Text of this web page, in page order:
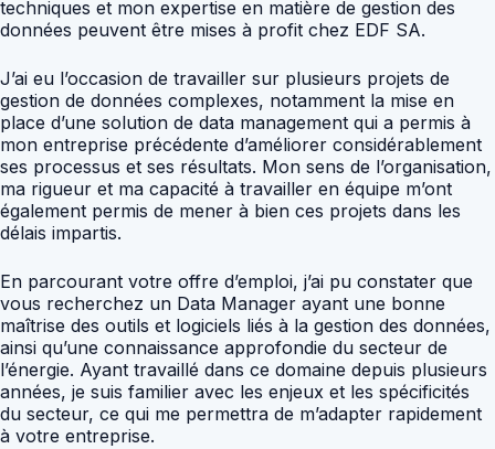
techniques et mon expertise en matière de gestion des
données peuvent être mises à profit chez EDF SA.
J’ai eu l’occasion de travailler sur plusieurs projets de
gestion de données complexes, notamment la mise en
place d’une solution de data management qui a permis à
mon entreprise précédente d’améliorer considérablement
ses processus et ses résultats. Mon sens de l’organisation,
ma rigueur et ma capacité à travailler en équipe m’ont
également permis de mener à bien ces projets dans les
délais impartis.
En parcourant votre offre d’emploi, j’ai pu constater que
vous recherchez un Data Manager ayant une bonne
maîtrise des outils et logiciels liés à la gestion des données,
ainsi qu’une connaissance approfondie du secteur de
l’énergie. Ayant travaillé dans ce domaine depuis plusieurs
années, je suis familier avec les enjeux et les spécificités
du secteur, ce qui me permettra de m’adapter rapidement
à votre entreprise.